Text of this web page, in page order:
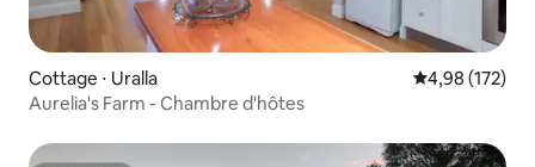
Cottage ⋅ Uralla Évaluation
4,98 (172)
Aurelia's Farm - Chambre d'hôtes